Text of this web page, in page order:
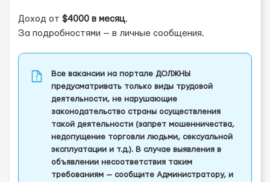
Доход от $4000 в месяц.
За подробностями — в личные сообщения.
Все вакансии на портале ДОЛЖНЫ
предусматривать только виды трудовой
деятельности, не нарушающие
законодательство страны осуществления
такой деятельности (запрет мошенничества,
недопущение торговли людьми, сексуальной
эксплуатации и т.д.). В случае выявления в
объявлении несоответствия таким
требованиям — сообщите Администратору, и